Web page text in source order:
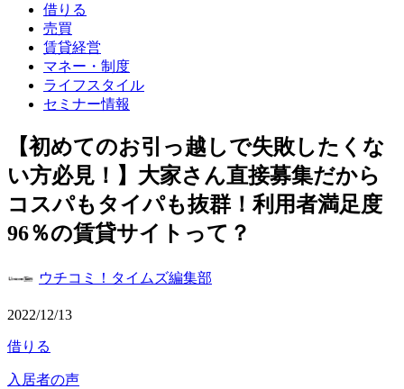
借りる
売買
賃貸経営
マネー・制度
ライフスタイル
セミナー情報
【初めてのお引っ越しで失敗したくな
い方必見！】大家さん直接募集だから
コスパもタイパも抜群！利用者満足度
96％の賃貸サイトって？
ウチコミ！タイムズ編集部
2022/12/13
借りる
入居者の声